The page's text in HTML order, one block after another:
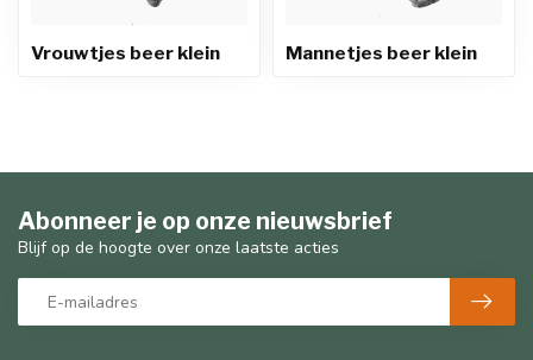
Vrouwtjes beer klein Mannetjes beer klein
Abonneer je op onze nieuwsbrief
Blijf op de hoogte over onze laatste acties